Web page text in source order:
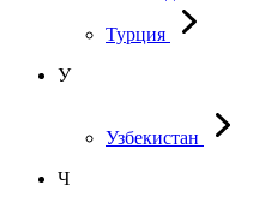
Турция
У
Узбекистан
Ч